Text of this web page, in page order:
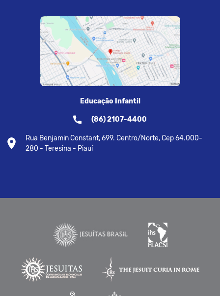
Educação Infantil
(86) 2107-4400
Rua Benjamin Constant, 699. Centro/Norte, Cep 64.000-
280 - Teresina - Piauí